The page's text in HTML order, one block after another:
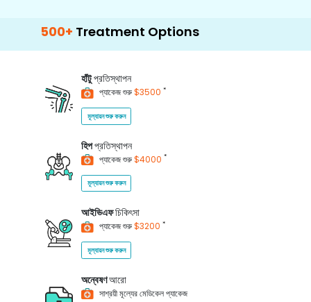
Treatment Options
হাঁটুপ্রতিস্থাপন
প্যাকেজ শুরু$3500 *
মূল্যায়ন শুরু করুন
হিপপ্রতিস্থাপন
প্যাকেজ শুরু$4000 *
মূল্যায়ন শুরু করুন
আইভিএফচিকিৎসা
প্যাকেজ শুরু$3200 *
মূল্যায়ন শুরু করুন
অন্বেষণআরো
সাশ্রয়ী মূল্যের মেডিকেল প্যাকেজ